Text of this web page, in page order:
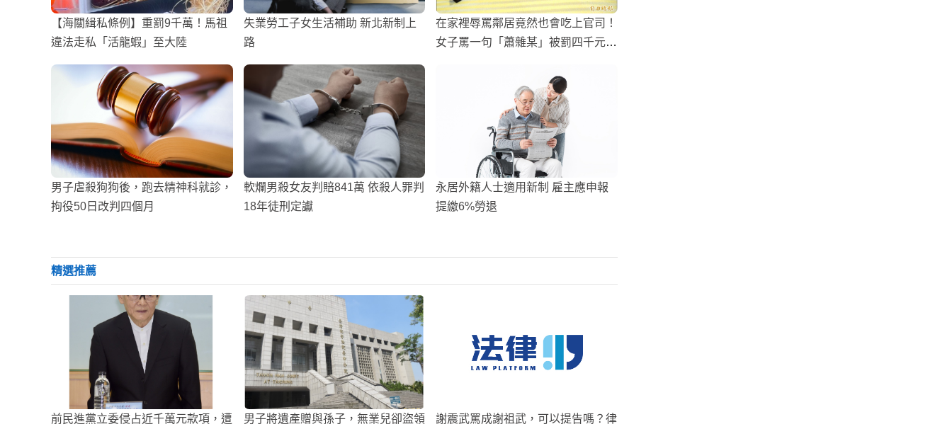
【海關緝私條例】重罰9千萬！馬祖
違法走私「活龍蝦」至大陸
失業勞工子女生活補助 新北新制上
路
在家裡辱罵鄰居竟然也會吃上官司！
女子罵一句「蕭雜某」被罰四千元和
男子虐殺狗狗後，跑去精神科就診，
拘役50日改判四個月
軟爛男殺女友判賠841萬 依殺人罪判
18年徒刑定讞
永居外籍人士適用新制 雇主應申報
提繳6%勞退
精選推薦
前民進黨立委侵占近千萬元款項，遭
男子將遺產贈與孫子，無業兒卻盜領
謝震武罵成謝祖武，可以提告嗎？律